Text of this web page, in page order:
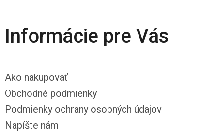
Informácie pre Vás
Ako nakupovať
Obchodné podmienky
Podmienky ochrany osobných údajov
Napíšte nám